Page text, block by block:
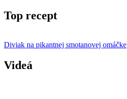
Top recept
Diviak na pikantnej smotanovej omáčke
Videá